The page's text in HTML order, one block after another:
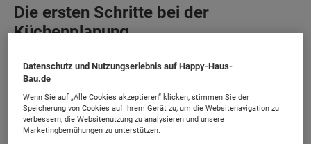
Die ersten Schritte bei der
Küchenplanung
Messen Sie im ersten Schritt die Größe der
zukünftigen Küche. Ist es ein kleiner
geschlossener Raum oder haben Sie genug Platz
für eine offene Küche? Achten Sie bei der
Datenschutz und Nutzungserlebnis auf Happy-Haus-
Bau.de
Wenn Sie auf „Alle Cookies akzeptieren“ klicken, stimmen Sie der
Speicherung von Cookies auf Ihrem Gerät zu, um die Websitenavigation zu
verbessern, die Websitenutzung zu analysieren und unsere
Marketingbemühungen zu unterstützen.